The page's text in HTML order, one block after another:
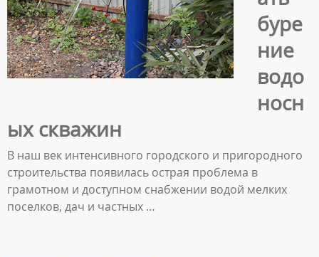
буре
ние
водо
носн
ых скважин
В наш век интенсивного городского и пригородного
строительства появилась острая проблема в
грамотном и доступном снабжении водой мелких
поселков, дач и частных …